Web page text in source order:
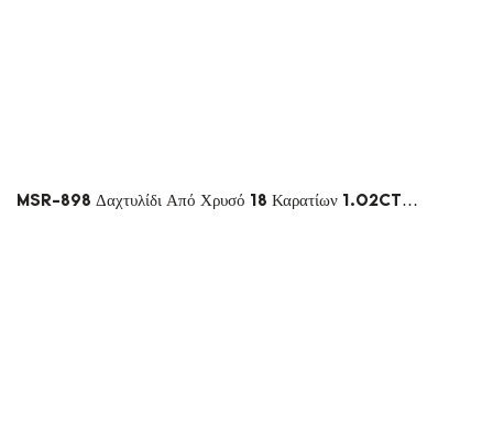
MSR-898 Δαχτυλίδι Από Χρυσό 18 Καρατίων 1.02CT